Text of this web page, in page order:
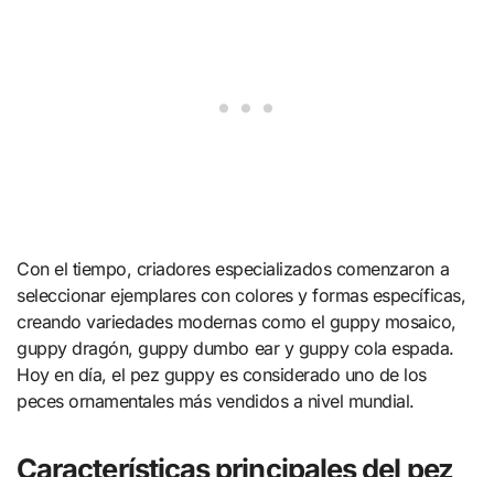
Con el tiempo, criadores especializados comenzaron a
seleccionar ejemplares con colores y formas específicas,
creando variedades modernas como el guppy mosaico,
guppy dragón, guppy dumbo ear y guppy cola espada.
Hoy en día, el pez guppy es considerado uno de los
peces ornamentales más vendidos a nivel mundial.
Características principales del pez